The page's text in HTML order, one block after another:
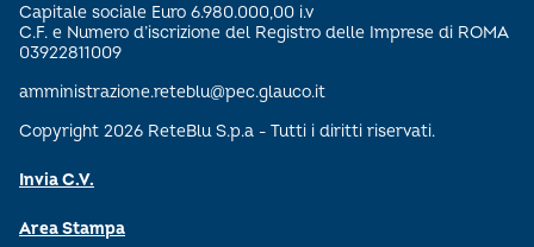
Capitale sociale Euro 6.980.000,00 i.v
C.F. e Numero d’iscrizione del Registro delle Imprese di ROMA
03922811009
amministrazione.reteblu@pec.glauco.it
Copyright 2026 ReteBlu S.p.a - Tutti i diritti riservati.
Invia C.V.
Area Stampa